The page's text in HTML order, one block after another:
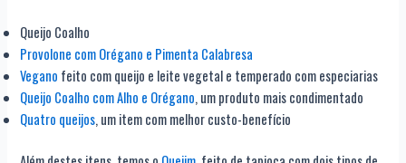
Queijo Coalho
Provolone com Orégano e Pimenta Calabresa
Vegano feito com queijo e leite vegetal e temperado com especiarias
Queijo Coalho com Alho e Orégano, um produto mais condimentado
Quatro queijos, um item com melhor custo-benefício